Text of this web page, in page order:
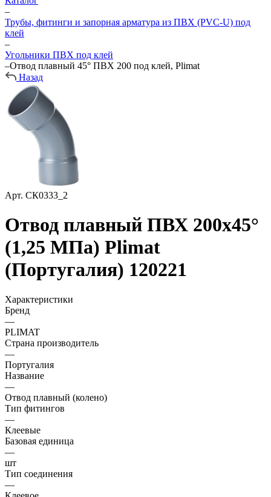
–
Трубы, фитинги и запорная арматура из ПВХ (PVC-U) под
клей
–
Угольники ПВХ под клей
–Отвод плавный 45° ПВХ 200 под клей, Plimat
Назад
Арт. СК0333_2
Отвод плавный ПВХ 200x45°
(1,25 МПа) Plimat
(Португалия) 120221
Характеристики
Бренд
—
PLIMAT
Страна производитель
—
Португалия
Название
—
Отвод плавный (колено)
Тип фитингов
—
Клеевые
Базовая единица
—
шт
Тип соединения
—